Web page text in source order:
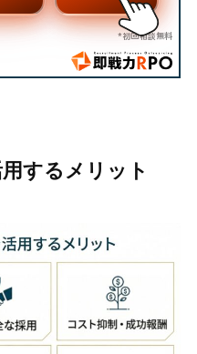
*初回相談無料
するメリット